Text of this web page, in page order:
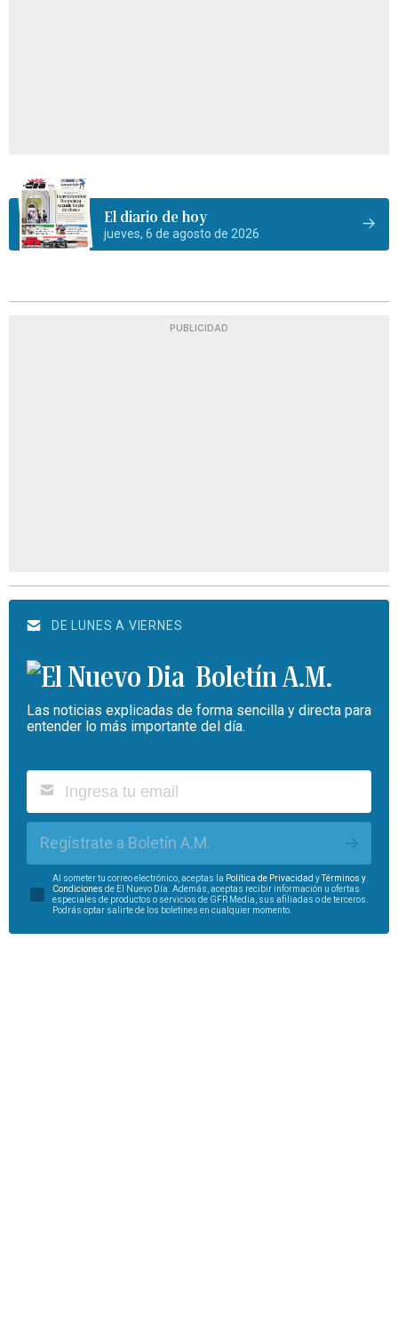
El diario de hoy
jueves, 6 de agosto de 2026
PUBLICIDAD
DE LUNES A VIERNES
Boletín A.M.
Las noticias explicadas de forma sencilla y directa para
entender lo más importante del día.
Regístrate a Boletín A.M.
Al someter tu correo electrónico, aceptas la Política de Privacidad yTérminos y
Condiciones de El Nuevo Día. Además, aceptas recibir información u ofertas
especiales de productos o servicios de GFR Media, sus afiliadas o de terceros.
Podrás optar salirte de los boletines en cualquier momento.